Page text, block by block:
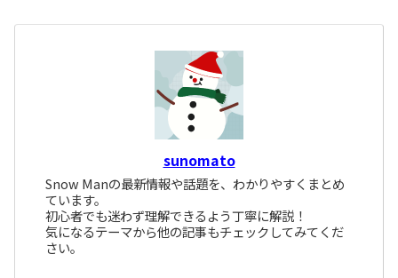
sunomato
Snow Manの最新情報や話題を、わかりやすくまとめ
ています。
初心者でも迷わず理解できるよう丁寧に解説！
気になるテーマから他の記事もチェックしてみてくだ
さい。